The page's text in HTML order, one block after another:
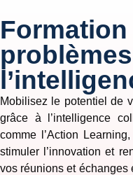
Mobilisez le potentiel de
grâce à l’intelligence
comme l’Action
stimuler l’innovation et
vos réunions et échanges